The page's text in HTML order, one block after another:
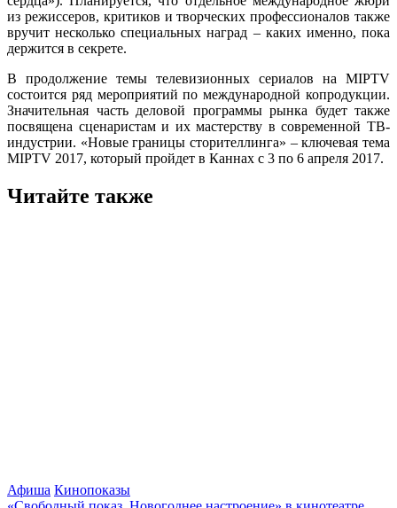
из режиссеров, критиков и творческих профессионалов также
вручит несколько специальных наград – каких именно, пока
держится в секрете.
В продолжение темы телевизионных сериалов на MIPTV
состоится ряд мероприятий по международной копродукции.
Значительная часть деловой программы рынка будет также
посвящена сценаристам и их мастерству в современной ТВ-
индустрии. «Новые границы сторителлинга» – ключевая тема
MIPTV 2017, который пройдет в Каннах с 3 по 6 апреля 2017.
Читайте также
Афиша Кинопоказы